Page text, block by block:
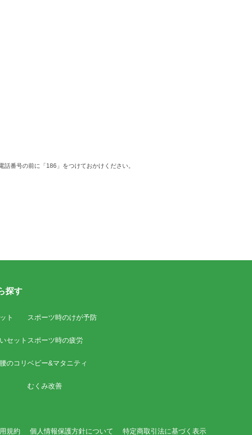
番号の前に「186」をつけておかけください。
探す
ト
セット
のコリ
スポーツ時のけが予防
スポーツ時の疲労
ベビー&マタニティ
むくみ改善
規約 個人情報保護方針について 特定商取引法に基づく表示